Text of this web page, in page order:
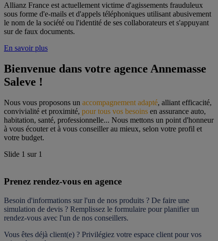
Allianz France est actuellement victime d'agissements frauduleux
sous forme d'e-mails et d'appels téléphoniques utilisant abusivement
le nom de la société ou l'identité de ses collaborateurs et s'appuyant
sur de faux documents.
En savoir plus
Bienvenue dans votre agence Annemasse
Saleve !
Nous vous proposons un accompagnement adapté, alliant efficacité,
convivialité et proximité, pour tous vos besoins en assurance auto,
habitation, santé, professionnelle... Nous mettons un point d'honneur
à vous écouter et à vous conseiller au mieux, selon votre profil et
votre budget.
Slide 1 sur 1
Prenez rendez-vous en agence
Besoin d'informations sur l'un de nos produits ? De faire une
simulation de devis ? Remplissez le formulaire pour planifier un
rendez-vous avec l'un de nos conseillers.
Vous êtes déjà client(e) ? Privilégiez votre espace client pour vos